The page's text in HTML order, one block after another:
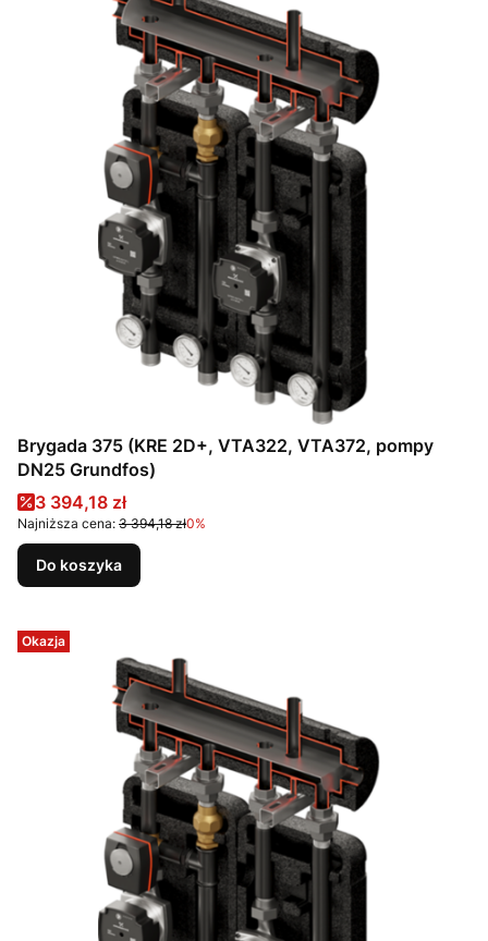
Brygada 375 (KRE 2D+, VTA322, VTA372, pompy
DN25 Grundfos)
Cena promocyjna
3 394,18 zł
Najniższa cena: 3 394,18 zł0%
Do koszyka
Okazja